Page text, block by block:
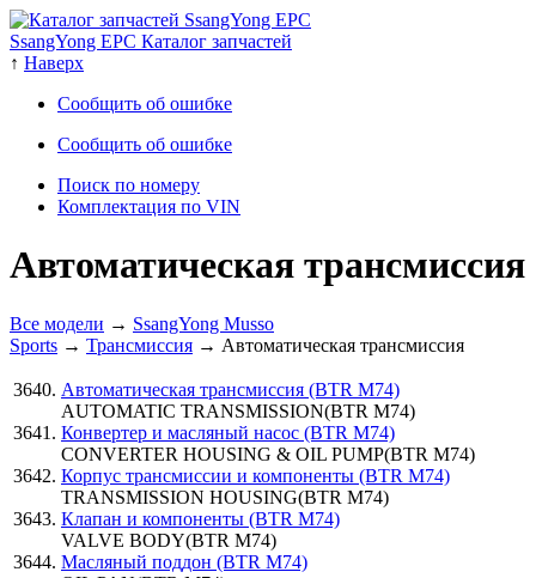
SsangYong EPC Каталог запчастей
↑ Наверх
Сообщить об ошибке
Сообщить об ошибке
Поиск по номеру
Комплектация по VIN
Автоматическая трансмиссия
Все модели → SsangYong Musso
Sports → Трансмиссия → Автоматическая трансмиссия
Автоматическая трансмиссия (BTR M74)
AUTOMATIC TRANSMISSION(BTR M74)
Конвертер и масляный насос (BTR M74)
CONVERTER HOUSING & OIL PUMP(BTR M74)
Корпус трансмиссии и компоненты (BTR M74)
TRANSMISSION HOUSING(BTR M74)
Клапан и компоненты (BTR M74)
VALVE BODY(BTR M74)
Масляный поддон (BTR M74)